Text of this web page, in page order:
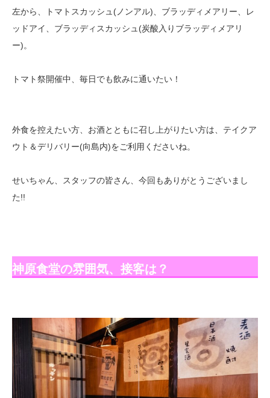
左から、トマトスカッシュ(ノンアル)、ブラッディメアリー、レ
ッドアイ、ブラッディスカッシュ(炭酸入りブラッディメアリ
ー)。
トマト祭開催中、毎日でも飲みに通いたい！
外食を控えたい方、お酒とともに召し上がりたい方は、テイクア
ウト＆デリバリー(向島内)をご利用くださいね。
せいちゃん、スタッフの皆さん、今回もありがとうございまし
た!!
神原食堂の雰囲気、接客は？